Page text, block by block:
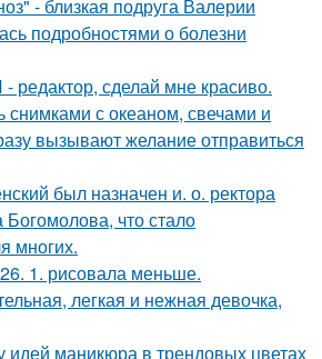
- близкая подруга Валерии
подробностями о болезни
сделай мне красиво.
снимками с океаном, свечами и
вызывают желание отправиться
был назначен и. о. ректора
Богомолова, что стало
многих.
1. рисовала меньше.
легкая и нежная девочка,
идей маникюра в трендовых цветах